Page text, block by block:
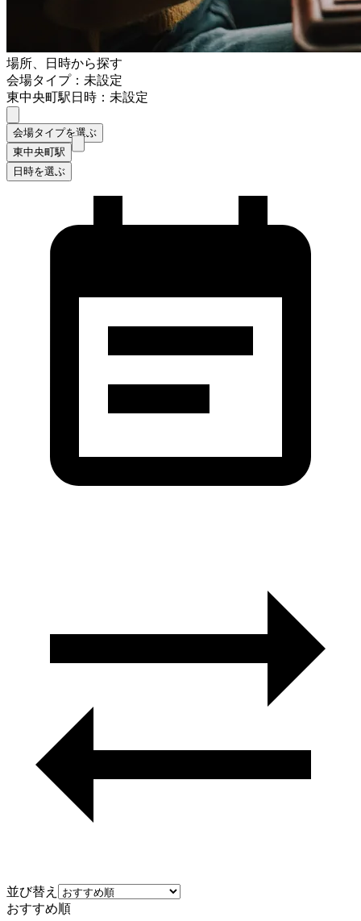
場所、日時から探す
会場タイプ：未設定
東中央町駅日時：未設定
会場タイプを選ぶ
東中央町駅
日時を選ぶ
並び替え
おすすめ順